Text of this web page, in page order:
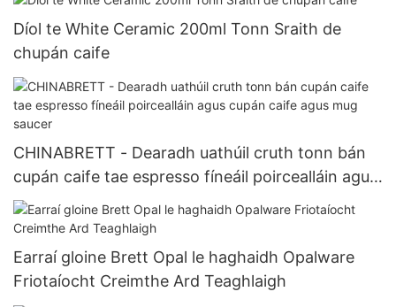
Díol te White Ceramic 200ml Tonn Sraith de
chupán caife
CHINABRETT - Dearadh uathúil cruth tonn bán
cupán caife tae espresso fíneáil poircealláin agus
cupán caife agus mug saucer
Earraí gloine Brett Opal le haghaidh Opalware
Friotaíocht Creimthe Ard Teaghlaigh